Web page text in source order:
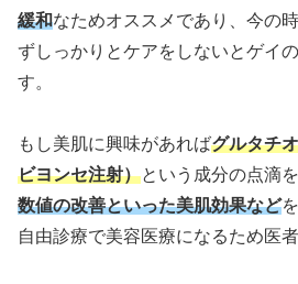
緩和なためオススメであり、今の
ずしっかりとケアをしないとゲイ
す。
もし美肌に興味があればグルタチ
ビヨンセ注射）という成分の点滴
数値の改善といった美肌効果など
自由診療で美容医療になるため医